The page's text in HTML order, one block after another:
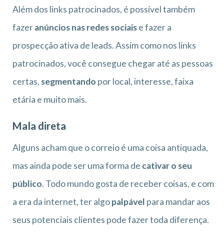
Além dos links patrocinados, é possível também
fazeranúncios nas redes sociaise fazer a
prospecção ativa de leads. Assim como nos links
patrocinados, você consegue chegar até as pessoas
certas, segmentando por local, interesse, faixa
etária e muito mais.
Mala direta
Alguns acham que o correio é uma coisa antiquada,
mas ainda pode ser uma forma de cativar o seu
público. Todo mundo gosta de receber coisas, e com
a era da internet, ter algopalpável para mandar aos
seus potenciais clientes pode fazer toda diferença.